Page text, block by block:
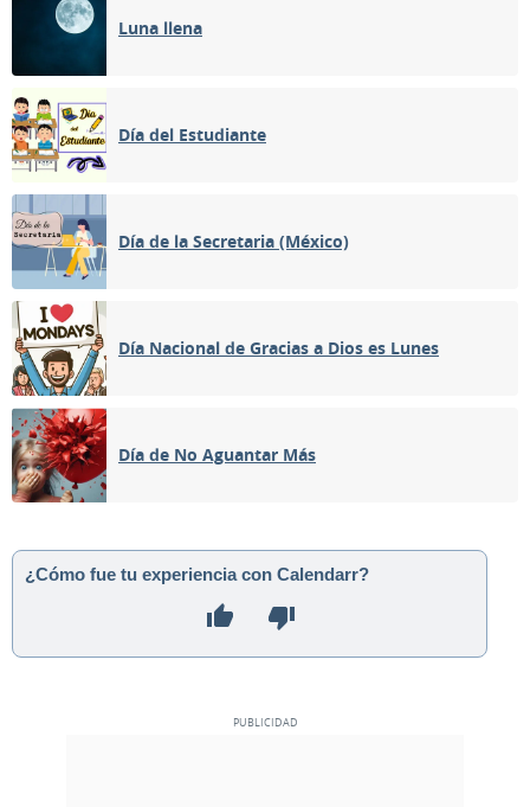
Luna llena
Día del Estudiante
Día de la Secretaria (México)
Día Nacional de Gracias a Dios es Lunes
Día de No Aguantar Más
¿Cómo fue tu experiencia con Calendarr?